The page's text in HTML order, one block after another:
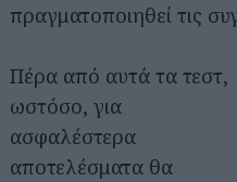
πραγματοποιηθεί τις
Πέρα από αυτά τα τεστ,
ωστόσο, για
ασφαλέστερα
αποτελέσματα θα